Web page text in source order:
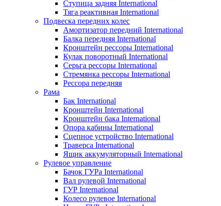
Ступица задняя International
Тяга реактивная International
Подвеска передних колес
Амортизатор передний International
Балка передняя International
Кронштейн рессоры International
Кулак поворотный International
Серьга рессоры International
Стремянка рессоры International
Рессора передняя
Рама
Бак International
Кронштейн International
Кронштейн бака International
Опора кабины International
Сцепное устройство International
Траверса International
Ящик аккумуляторный International
Рулевое управление
Бачок ГУРа International
Вал рулевой International
ГУР International
Колесо рулевое International